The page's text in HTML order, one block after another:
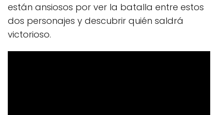
están ansiosos por ver la batalla entre estos
dos personajes y descubrir quién saldrá
victorioso.